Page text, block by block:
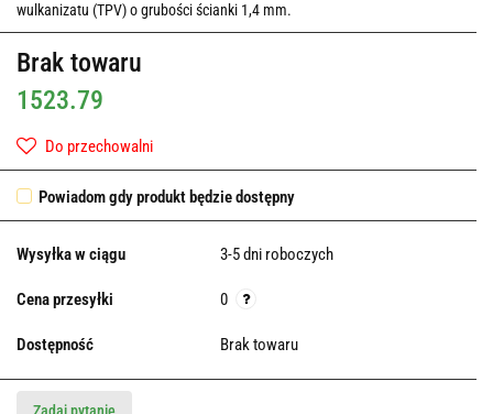
wulkanizatu (TPV) o grubości ścianki 1,4 mm.
Brak towaru
1523.79
Do przechowalni
Powiadom gdy produkt będzie dostępny
Wysyłka w ciągu 3-5 dni roboczych
Cena przesyłki 0
Dostępność Brak towaru